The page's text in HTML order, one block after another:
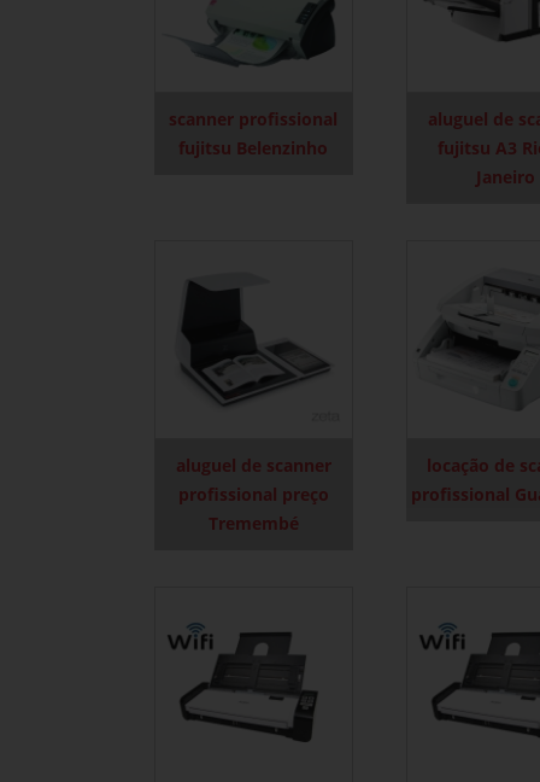
scanner profissional
fujitsu Belenzinho
aluguel de
fujitsu A3
Janeiro
aluguel de scanner
profissional preço
Tremembé
locação de
profissional